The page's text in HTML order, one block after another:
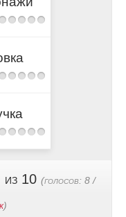
из 10 (голосов: 8 /
)